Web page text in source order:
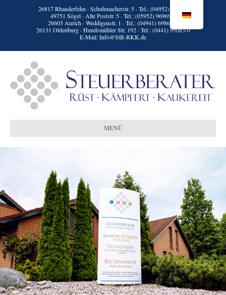
26817 Rhauderfehn · Schuhmacherstr. 5 · Tel.:(04952) 9398-0
49751 Sögel · Alte Poststr. 5 · Tel.:(05952) 96969-0
26603 Aurich · Weddigenstr. 1 · Tel.:(04941) 69861-0
26131 Oldenburg · Hundsmühler Str. 192 · Tel.:(0441) 95083-0
E-Mail:Info@StB-RKK.de
MENÜ